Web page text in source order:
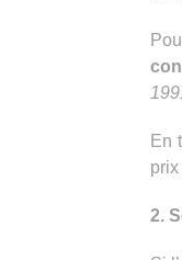
En
2.